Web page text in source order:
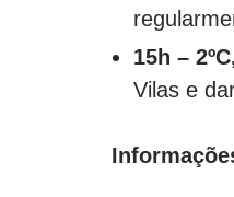
15h –
Vilas e